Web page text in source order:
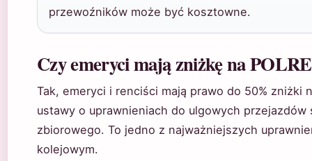
przewoźników może być kosztowne.
Czy emeryci mają zniżkę na
Tak, emeryci i renciści mają prawo do 50% zniżki
ustawy o uprawnieniach do ulgowych
zbiorowego. To jedno z najważniejszych
kolejowym.